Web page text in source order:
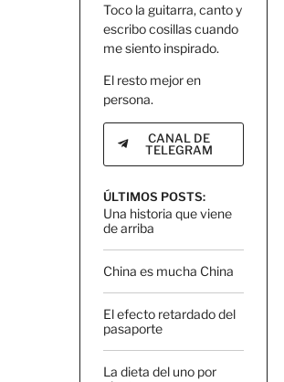
Toco la guitarra, canto y
escribo cosillas cuando
me siento inspirado.
El resto mejor en
persona.
CANAL DE
TELEGRAM
ÚLTIMOS POSTS:
Una historia que viene
de arriba
China es mucha China
El efecto retardado del
pasaporte
La dieta del uno por